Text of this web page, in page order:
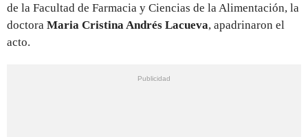
de la Facultad de Farmacia y Ciencias de la Alimentación, la
doctora Maria Cristina Andrés Lacueva, apadrinaron el
acto.